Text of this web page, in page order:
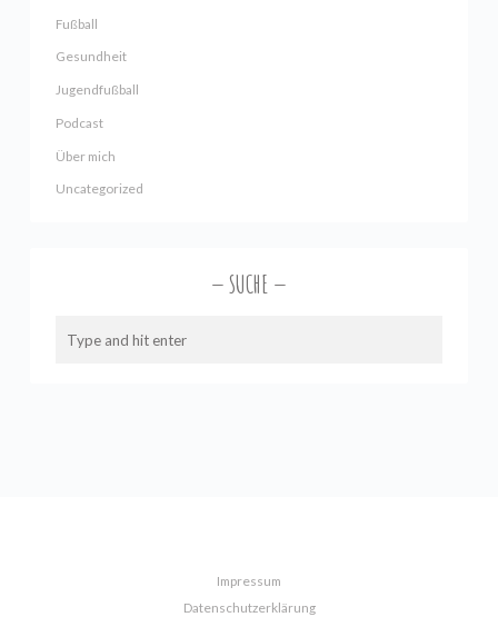
Fußball
Gesundheit
Jugendfußball
Podcast
Über mich
Uncategorized
SUCHE
Impressum
Datenschutzerklärung